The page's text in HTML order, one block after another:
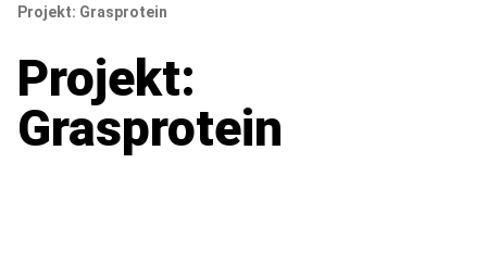
Projekt: Grasprotein
Projekt:
Grasprotein